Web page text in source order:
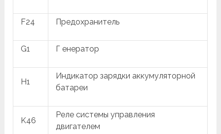
F24 Предохранитель
G1 Г енератор
H1
Индикатор зарядки аккумуляторной
батареи
K46
Реле системы управления
двигателем